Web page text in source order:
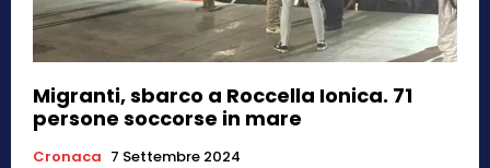
Migranti, sbarco a Roccella Ionica. 71
persone soccorse in mare
Cronaca 7 Settembre 2024